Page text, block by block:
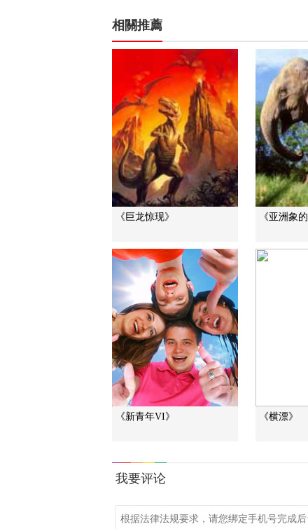
相關推薦
《巨龙惊现》 《亚洲象
《新青年VI》 《横漂》